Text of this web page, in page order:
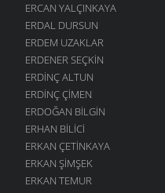
ERCAN YALÇINKAYA
ERDAL DURSUN
ERDEM UZAKLAR
ERDENER SEÇKIN
ERDINÇ ALTUN
ERDINÇ ÇIMEN
ERDOĞAN BILGIN
ERHAN BILICI
ERKAN ÇETINKAYA
ERKAN ŞIMŞEK
ERKAN TEMUR